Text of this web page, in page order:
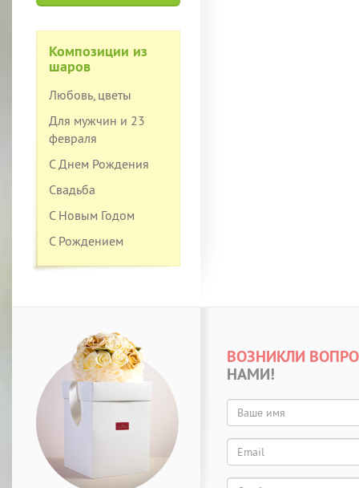
Композиции из
шаров
Любовь, цветы
Для мужчин и 23
февраля
С Днем Рождения
Свадьба
С Новым Годом
С Рождением
ВОЗНИКЛИ
НАМИ!